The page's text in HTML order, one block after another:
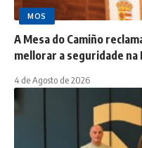
MOS
A Mesa do Camiño
mellorar a seguridade na
4 de Agosto de 2026